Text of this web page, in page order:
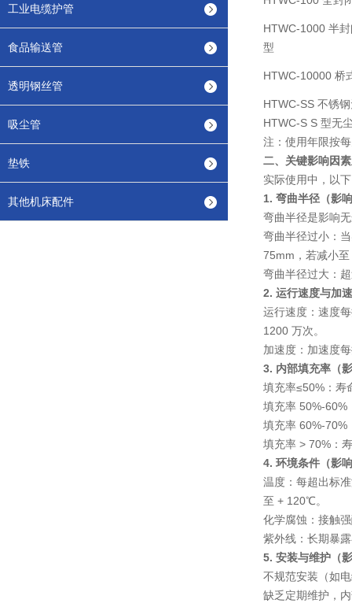
工业电缆护管
食品输送管
透明钢丝管
吸尘管
垫铁
其他机床配件
HTWC-1000 半
型
HTWC-10000 桥
HTWC-SS 不锈
HTWC-S S 型无
注 ：使用年限按
二、关键影响因
实际使用中，以
1. 弯曲半径（影
弯曲半径是影响
弯曲半径过小 ：
75mm，若减小
弯曲半径过大 ：
2. 运行速度与加
运行速度 ：速度
1200 万次。
加速度 ：加速度
3. 内部填充率（
填充率≤50%：寿
填充率 50%-60%
填充率 60%-70%
填充率 > 70%：
4. 环境条件（影
温度 ：每超出标
至 + 120℃。
化学腐蚀 ：接触
紫外线 ：长期暴
5. 安装与维护（
不规范安装（如
缺乏定期维护，